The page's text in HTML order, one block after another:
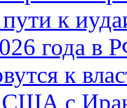
к
года в
к
США с